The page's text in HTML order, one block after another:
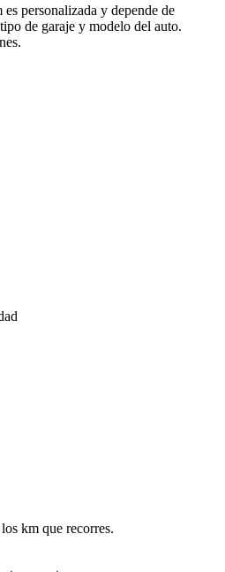
personalizada y depende de
de garaje y modelo del auto.
km que recorres.